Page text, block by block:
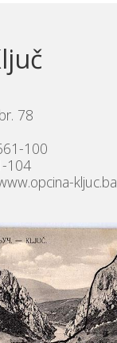
78
100
104
kljuc.ba